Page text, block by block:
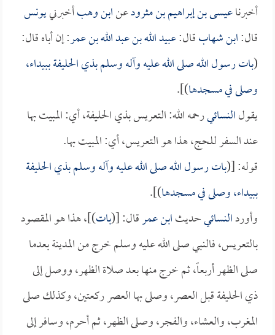
أخبرناعيسى بن إبراهيم بن مثرودعنابن وهبأخبرنييونس
قال:ابن شهابقال:عبيد الله بن عبد الله بن عمر: إن أباه قال:
(بات رسول الله صلى الله عليه وآله وسلم بذي الحليفة ببيداء،
وصلى في مسجدها)].
يقولالنسائيرحمه الله: التعريس بذي الحليفة، أي: المبيت بها
عند السفر للحج، هذا هو التعريس، أي: المبيت بها.
قوله: [(بات رسول الله صلى الله عليه وآله وسلم بذي الحليفة
ببيداء، وصلى في مسجدها)].
وأوردالنسائيحديثابن عمرقال: [(بات)]، هذا هو المقصود
بالتعريس، فالنبي صلى الله عليه وسلم خرج من المدينة بعدما
صلى الظهر أربعاً، ثم خرج منها بعد صلاة الظهر، ووصل إلى
ذي الحليفة قبل العصر، وصلى بها العصر ركعتين، وكذلك صلى
المغرب، والعشاء، والفجر، وصلى الظهر، ثم أحرم، وسافر إلى